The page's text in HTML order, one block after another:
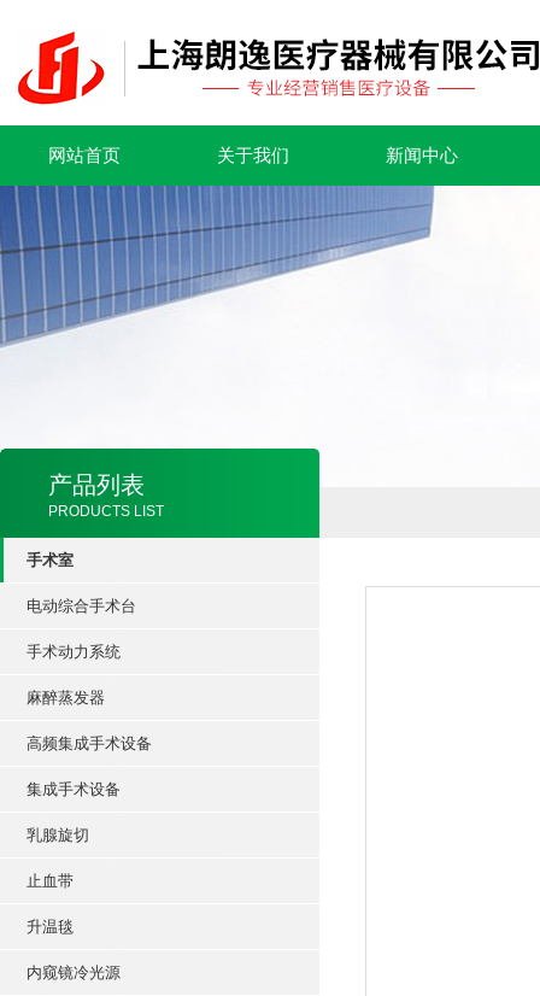
网站首页 关于我们 新闻中心
产品列表
PRODUCTS LIST
手术室
电动综合手术台
手术动力系统
麻醉蒸发器
高频集成手术设备
集成手术设备
乳腺旋切
止血带
升温毯
内窥镜冷光源